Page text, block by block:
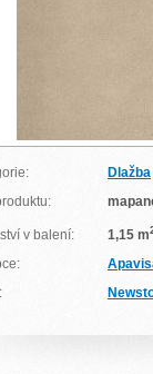
Dlažba
v balení: 1,15 m